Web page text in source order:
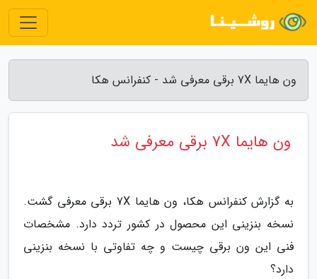
ون هایما 7X برقی معرفی شد - کنفرانس هکا
ون هایما 7X برقی معرفی شد
به گزارش کنفرانس هکا، ون هایما 7X برقی معرفی گشت.
نسخه بنزینی این محصول در کشور تردد دارد. مشخصات
فنی این ون برقی چیست و چه تفاوتی با نسخه بنزینی
دارد؟